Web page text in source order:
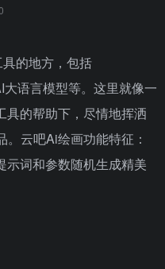
的地方，包括
语言模型等。这里就像一
具的帮助下，尽情地挥洒
云吧Ai绘画功能特征：
示词和参数随机生成精美